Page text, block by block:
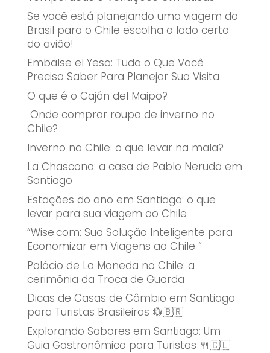
Se você está planejando uma viagem do
Brasil para o Chile escolha o lado certo
do avião!
Embalse el Yeso: Tudo o Que Você
Precisa Saber Para Planejar Sua Visita
O que é o Cajón del Maipo?
Onde comprar roupa de inverno no
Chile?
Inverno no Chile: o que levar na mala?
La Chascona: a casa de Pablo Neruda em
Santiago
Estações do ano em Santiago: o que
levar para sua viagem ao Chile
“Wise.com: Sua Solução Inteligente para
Economizar em Viagens ao Chile “
Palácio de La Moneda no Chile: a
cerimônia da Troca de Guarda
Dicas de Casas de Câmbio em Santiago
para Turistas Brasileiros 💱🇧🇷
Explorando Sabores em Santiago: Um
Guia Gastronômico para Turistas 🍴🇨🇱